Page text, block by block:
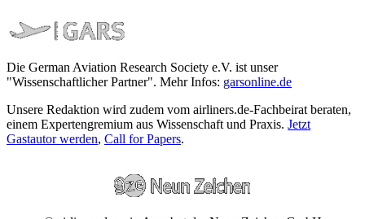
Die German Aviation Research Society e.V. ist unser
"Wissenschaftlicher Partner". Mehr Infos: garsonline.de
Unsere Redaktion wird zudem vom airliners.de-Fachbeirat beraten,
einem Expertengremium aus Wissenschaft und Praxis. Jetzt
Gastautor werden, Call for Papers.